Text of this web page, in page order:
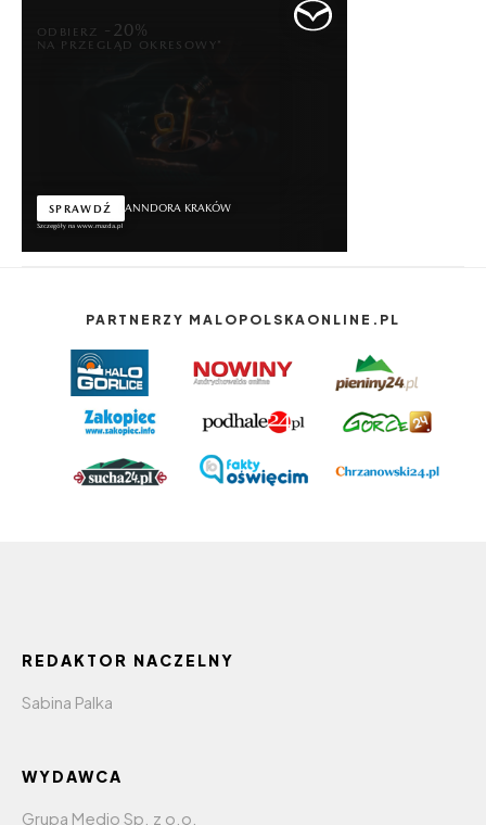
PARTNERZY MALOPOLSKAONLINE.PL
REDAKTOR NACZELNY
Sabina Palka
WYDAWCA
Grupa Medio Sp. z o.o.